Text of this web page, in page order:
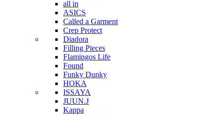
all in
ASICS
Called a Garment
Crep Protect
Diadora
Filling Pieces
Flamingos Life
Found
Funky Dunky
HOKA
ISSAYA
JUUN.J
Kappa